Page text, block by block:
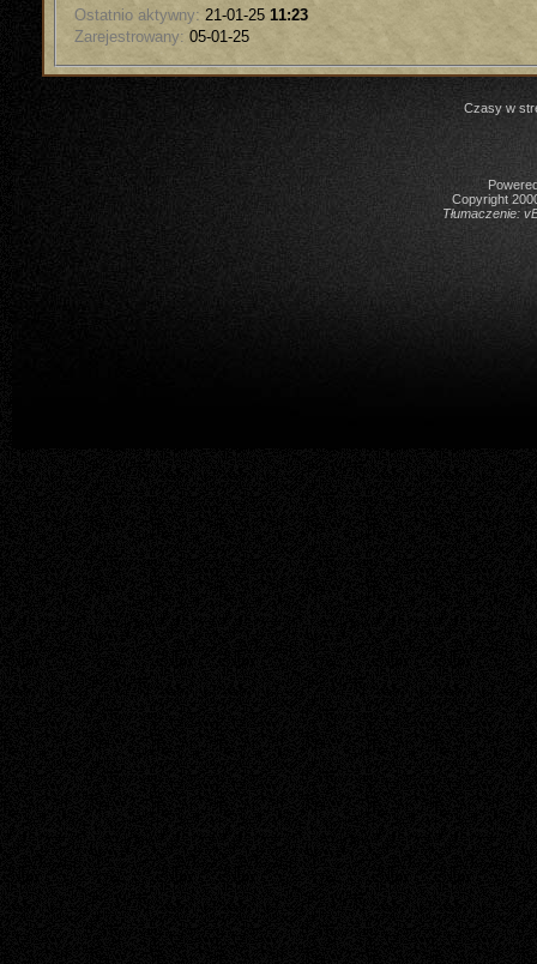
Ostatnio aktywny: 21-01-25 11:23
Zarejestrowany: 05-01-25
Czasy w
Copyright
Tłumaczenie: